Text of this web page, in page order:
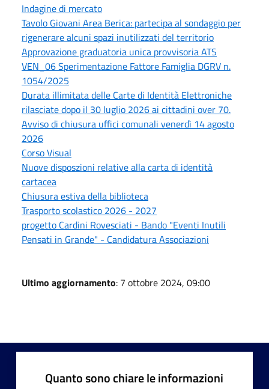
Indagine di mercato
Tavolo Giovani Area Berica: partecipa al sondaggio per
rigenerare alcuni spazi inutilizzati del territorio
Approvazione graduatoria unica provvisoria ATS
VEN_06 Sperimentazione Fattore Famiglia DGRV n.
1054/2025
Durata illimitata delle Carte di Identità Elettroniche
rilasciate dopo il 30 luglio 2026 ai cittadini over 70.
Avviso di chiusura uffici comunali venerdì 14 agosto
2026
Corso Visual
Nuove disposzioni relative alla carta di identità
cartacea
Chiusura estiva della biblioteca
Trasporto scolastico 2026 - 2027
progetto Cardini Rovesciati - Bando "Eventi Inutili
Pensati in Grande" - Candidatura Associazioni
Ultimo aggiornamento: 7 ottobre 2024, 09:00
Quanto sono chiare le informazioni